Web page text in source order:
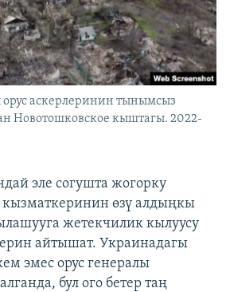
орус аскерлеринин тынымсыз
Новотошковское кыштагы. 2022-
эле согушта жогорку
кызматкеринин өзү алдыңкы
жетекчилик кылуусу
айтышат. Украинадагы
эмес орус генералы
бул ого бетер таң